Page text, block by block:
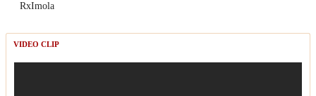
RxImola
VIDEO CLIP